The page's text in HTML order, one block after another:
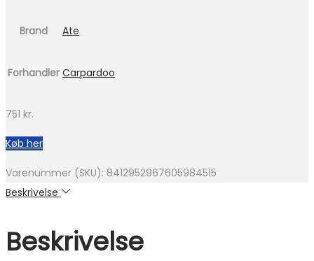
Brand Ate
Forhandler Carpardoo
751 kr.
Køb her
Varenummer (SKU): 8412952967605984515
Beskrivelse
Beskrivelse